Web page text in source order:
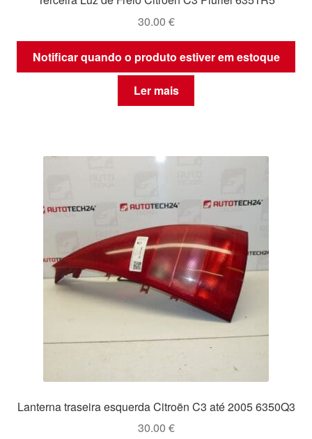
30.00 €
Notificar quando o produto estiver em estoque
Ler mais
Lanterna traseira esquerda Citroën C3 até 2005 6350Q3
30.00 €